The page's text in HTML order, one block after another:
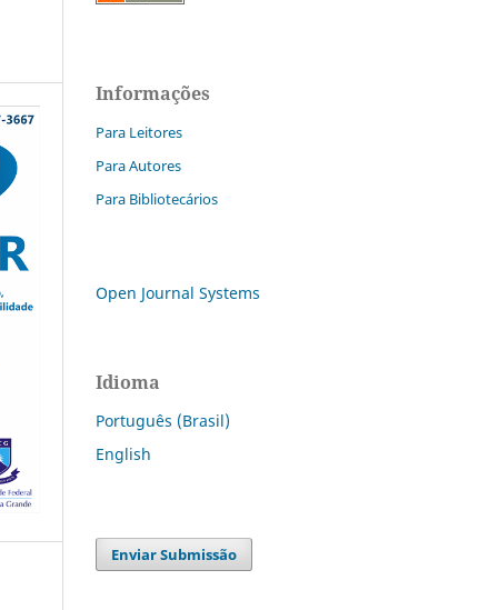
Informações
Para Leitores
Para Autores
Para Bibliotecários
Open Journal Systems
Idioma
Português (Brasil)
English
Enviar Submissão